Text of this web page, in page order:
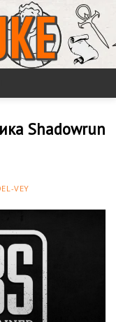
Shadowrun
VEY